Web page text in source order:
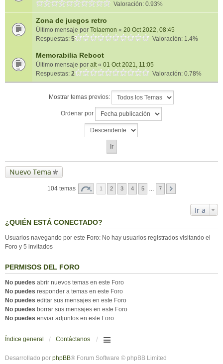
Valoración: 0.93%
Zona de juegos retro
Último mensaje por Tolaemon « 20 Oct 2022, 08:45
Respuestas: 5 Valoración: 1.4%
Memorabilia Reboot
Último mensaje por alt« 01 Oct 2021, 11:05
Respuestas: 2 Valoración: 0.78%
Mostrar temas previos:
Ordenar por
Nuevo Tema
104 temas 1 2 3 4 5 7
Ir a
¿QUIÉN ESTÁ CONECTADO?
Usuarios navegando por este Foro: No hay usuarios registrados visitando el
Foro y 5 invitados
PERMISOS DEL FORO
No puedes abrir nuevos temas en este Foro
No puedes responder a temas en este Foro
No puedes editar sus mensajes en este Foro
No puedes borrar sus mensajes en este Foro
No puedes enviar adjuntos en este Foro
Índice general Contáctanos
Desarrollado por phpBB® Forum Software © phpBB Limited